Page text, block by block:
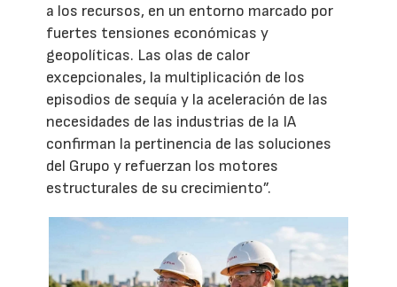
a los recursos, en un entorno marcado por
fuertes tensiones económicas y
geopolíticas. Las olas de calor
excepcionales, la multiplicación de los
episodios de sequía y la aceleración de las
necesidades de las industrias de la IA
confirman la pertinencia de las soluciones
del Grupo y refuerzan los motores
estructurales de su crecimiento”.